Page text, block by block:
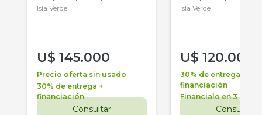
Isla Verde
U$ 145.000
Precio oferta sin usado
30% de entrega +
financiación
Consultar
Isla Verde
U$ 120.000
30% de entrega +
financiación
Financialo en 3 años
Consultar